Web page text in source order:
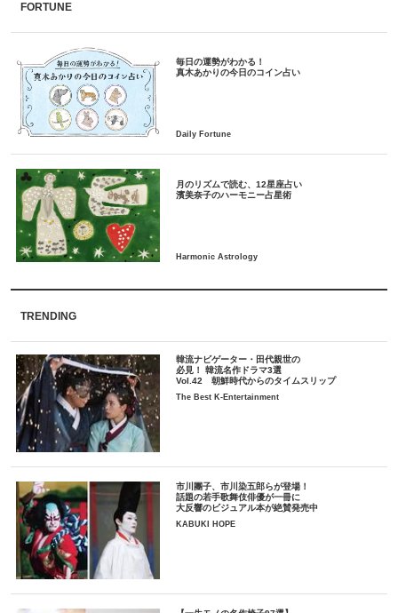
FORTUNE
毎日の運勢がわかる！
月のリズムで読む、12星座占い
TRENDING
韓流ナビゲーター・田代親世の
必見！ 韓流名作ドラマ3選
Vol.42 朝鮮時代からのタイムスリップ
The Best K-Entertainment
市川團子、市川染五郎らが登場！
話題の若手歌舞伎俳優が一冊に
大反響のビジュアル本が絶賛発売中
KABUKI HOPE